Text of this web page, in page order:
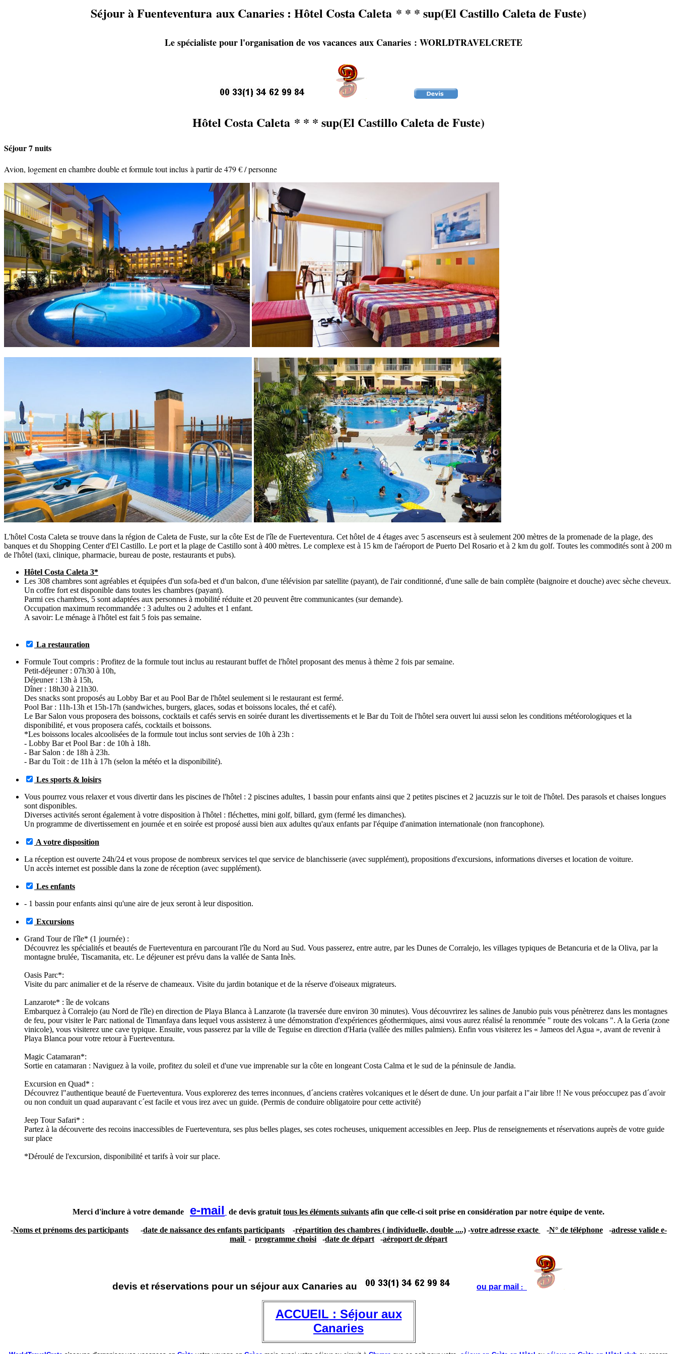
Séjour à Fuenteventura aux Canaries : Hôtel Costa Caleta * * * sup(El Castillo Caleta de Fuste)
Le spécialiste pour l'organisation de vos vacances aux Canaries : WORLDTRAVELCRETE
Hôtel Costa Caleta * * * sup(El Castillo Caleta de Fuste)
Séjour 7 nuits
Avion, logement en chambre double et formule tout inclus à partir de 479 € / personne
L'hôtel Costa Caleta se trouve dans la région de Caleta de Fuste, sur la côte Est de l'île de Fuerteventura. Cet hôtel de 4 étages avec 5 ascenseurs est à seulement 200 mètres de la promenade de la plage, des
banques et du Shopping Center d'El Castillo. Le port et la plage de Castillo sont à 400 mètres. Le complexe est à 15 km de l'aéroport de Puerto Del Rosario et à 2 km du golf. Toutes les commodités sont à 200 m
de l'hôtel (taxi, clinique, pharmacie, bureau de poste, restaurants et pubs).
Hôtel Costa Caleta 3*
Les 308 chambres sont agréables et équipées d'un sofa-bed et d'un balcon, d'une télévision par satellite (payant), de l'air conditionné, d'une salle de bain complète (baignoire et douche) avec sèche cheveux.
Un coffre fort est disponible dans toutes les chambres (payant).
Parmi ces chambres, 5 sont adaptées aux personnes à mobilité réduite et 20 peuvent être communicantes (sur demande).
Occupation maximum recommandée : 3 adultes ou 2 adultes et 1 enfant.
A savoir: Le ménage à l'hôtel est fait 5 fois pas semaine.
La restauration
Formule Tout compris : Profitez de la formule tout inclus au restaurant buffet de l'hôtel proposant des menus à thème 2 fois par semaine.
Petit-déjeuner : 07h30 à 10h,
Déjeuner : 13h à 15h,
Dîner : 18h30 à 21h30.
Des snacks sont proposés au Lobby Bar et au Pool Bar de l'hôtel seulement si le restaurant est fermé.
Pool Bar : 11h-13h et 15h-17h (sandwiches, burgers, glaces, sodas et boissons locales, thé et café).
Le Bar Salon vous proposera des boissons, cocktails et cafés servis en soirée durant les divertissements et le Bar du Toit de l'hôtel sera ouvert lui aussi selon les conditions météorologiques et la
disponibilité, et vous proposera cafés, cocktails et boissons.
*Les boissons locales alcoolisées de la formule tout inclus sont servies de 10h à 23h :
- Lobby Bar et Pool Bar : de 10h à 18h.
- Bar Salon : de 18h à 23h.
- Bar du Toit : de 11h à 17h (selon la météo et la disponibilité).
Les sports & loisirs
Vous pourrez vous relaxer et vous divertir dans les piscines de l'hôtel : 2 piscines adultes, 1 bassin pour enfants ainsi que 2 petites piscines et 2 jacuzzis sur le toit de l'hôtel. Des parasols et chaises longues
sont disponibles.
Diverses activités seront également à votre disposition à l'hôtel : fléchettes, mini golf, billard, gym (fermé les dimanches).
Un programme de divertissement en journée et en soirée est proposé aussi bien aux adultes qu'aux enfants par l'équipe d'animation internationale (non francophone).
A votre disposition
La réception est ouverte 24h/24 et vous propose de nombreux services tel que service de blanchisserie (avec supplément), propositions d'excursions, informations diverses et location de voiture.
Un accès internet est possible dans la zone de réception (avec supplément).
Les enfants
- 1 bassin pour enfants ainsi qu'une aire de jeux seront à leur disposition.
Excursions
Grand Tour de l'île* (1 journée) :
Découvrez les spécialités et beautés de Fuerteventura en parcourant l'île du Nord au Sud. Vous passerez, entre autre, par les Dunes de Corralejo, les villages typiques de Betancuria et de la Oliva, par la
montagne brulée, Tiscamanita, etc. Le déjeuner est prévu dans la vallée de Santa Inès.
Oasis Parc*:
Visite du parc animalier et de la réserve de chameaux. Visite du jardin botanique et de la réserve d'oiseaux migrateurs.
Lanzarote* : île de volcans
Embarquez à Corralejo (au Nord de l'île) en direction de Playa Blanca à Lanzarote (la traversée dure environ 30 minutes). Vous découvrirez les salines de Janubio puis vous pénètrerez dans les montagnes
de feu, pour visiter le Parc national de Timanfaya dans lequel vous assisterez à une démonstration d'expériences géothermiques, ainsi vous aurez réalisé la renommée " route des volcans ". A la Geria (zone
vinicole), vous visiterez une cave typique. Ensuite, vous passerez par la ville de Teguise en direction d'Haria (vallée des milles palmiers). Enfin vous visiterez les « Jameos del Agua », avant de revenir à
Playa Blanca pour votre retour à Fuerteventura.
Magic Catamaran*:
Sortie en catamaran : Naviguez à la voile, profitez du soleil et d'une vue imprenable sur la côte en longeant Costa Calma et le sud de la péninsule de Jandia.
Excursion en Quad* :
Découvrez l"authentique beauté de Fuerteventura. Vous explorerez des terres inconnues, d´anciens cratères volcaniques et le désert de dune. Un jour parfait a l"air libre !! Ne vous préoccupez pas d´avoir
ou non conduit un quad auparavant c´est facile et vous irez avec un guide. (Permis de conduire obligatoire pour cette activité)
Jeep Tour Safari* :
Partez à la découverte des recoins inaccessibles de Fuerteventura, ses plus belles plages, ses cotes rocheuses, uniquement accessibles en Jeep. Plus de renseignements et réservations auprès de votre guide
sur place
*Déroulé de l'excursion, disponibilité et tarifs à voir sur place.
Merci d'inclure à votre demande e-mail de devis gratuit tous les éléments suivants afin que celle-ci soit prise en considération par notre équipe de vente.
-Noms et prénoms des participants-date de naissance des enfants participants-répartition des chambres ( individuelle, double ....)-votre adresse exacte -N° de téléphone-adresse valide e-
mail - programme choisi -date de départ -aéroport de départ
devis et réservations pour un séjour aux Canaries au ou par mail :
ACCUEIL : Séjour aux
Canaries